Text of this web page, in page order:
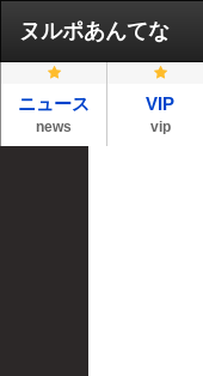
ヌルポあんてな
ニュース
news
VIP
vip